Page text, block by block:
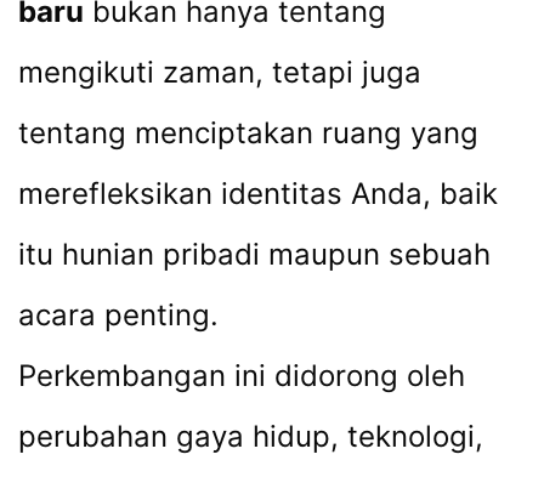
baru bukan hanya tentang
mengikuti zaman, tetapi juga
tentang menciptakan ruang yang
merefleksikan identitas Anda, baik
itu hunian pribadi maupun sebuah
acara penting.
Perkembangan ini didorong oleh
perubahan gaya hidup, teknologi,